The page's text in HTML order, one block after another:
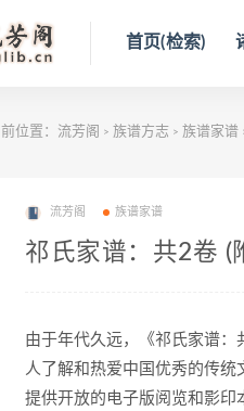
首页(检索)
位置： 流芳阁 > 族谱方志 > 族谱家谱
流芳阁 族谱家谱
祁氏家谱：共2卷 (
由于年代久远，《祁氏家谱
人了解和热爱中国优秀的传
提供开放的电子版阅览和影印